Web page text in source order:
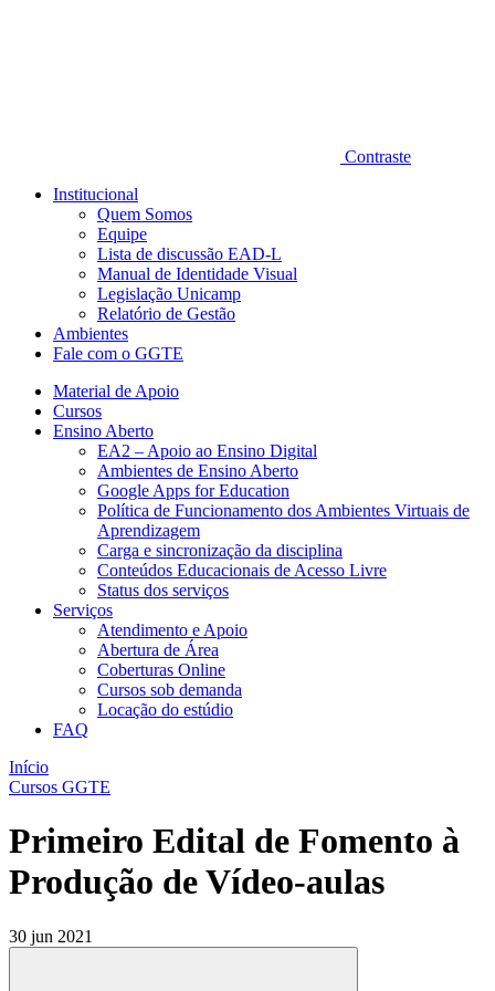
Contraste
Institucional
Quem Somos
Equipe
Lista de discussão EAD-L
Manual de Identidade Visual
Legislação Unicamp​
Relatório de Gestão
Ambientes
Fale com o GGTE
Material de Apoio
Cursos
Ensino Aberto
EA2 – Apoio ao Ensino Digital
Ambientes de Ensino Aberto
Google Apps for Education
Política de Funcionamento dos Ambientes Virtuais de
Aprendizagem
Carga e sincronização da disciplina​
Conteúdos Educacionais de Acesso Livre​
Status dos serviços​​
Serviços
Atendimento e Apoio
Abertura de Área
Coberturas Online​
Cursos sob demanda
Locação do estúdio
FAQ
Início
Cursos GGTE
Primeiro Edital de Fomento à
Produção de Vídeo-aulas
30 jun 2021